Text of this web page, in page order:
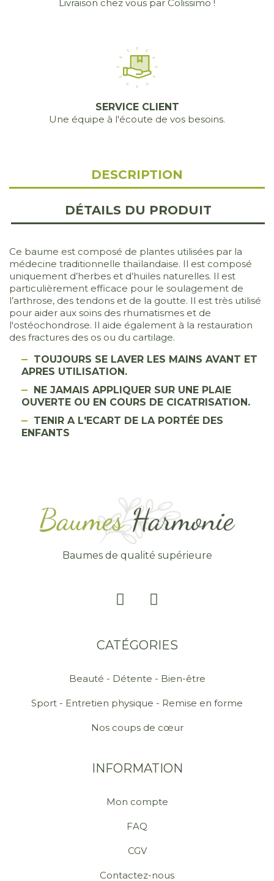
Livraison chez vous par Colissimo !
SERVICE CLIENT
Une équipe à l'écoute de vos besoins.
DESCRIPTION
DÉTAILS DU PRODUIT
Ce baume est composé de plantes utilisées par la
médecine traditionnelle thaïlandaise. Il est composé
uniquement d’herbes et d’huiles naturelles. Il est
particulièrement efficace pour le soulagement de
l’arthrose, des tendons et de la goutte. Il est très utilisé
pour aider aux soins des rhumatismes et de
l'ostéochondrose. Il aide également à la restauration
des fractures des os ou du cartilage.
TOUJOURS SE LAVER LES MAINS AVANT ET
APRES UTILISATION.
NE JAMAIS APPLIQUER SUR UNE PLAIE
OUVERTE OU EN COURS DE CICATRISATION.
TENIR A L'ECART DE LA PORTÉE DES
ENFANTS
CATÉGORIES
Beauté - Détente - Bien-être
Sport - Entretien physique - Remise en forme
Nos coups de cœur
Baumes de qualité supérieure
INFORMATION
Mon compte
FAQ
CGV
Contactez-nous